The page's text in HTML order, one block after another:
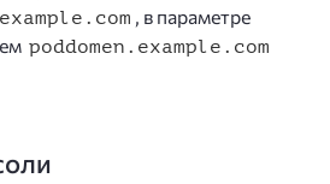
, в параметре
poddomen.example.com